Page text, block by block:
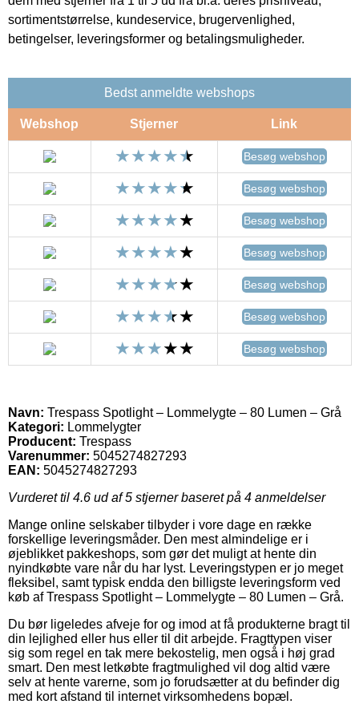
sortimentstørrelse, kundeservice, brugervenlighed,
betingelser, leveringsformer og betalingsmuligheder.
Bedst anmeldte webshops
Webshop Stjerner Link
Besøg webshop
Besøg webshop
Besøg webshop
Besøg webshop
Besøg webshop
Besøg webshop
Besøg webshop
Navn: Trespass Spotlight – Lommelygte – 80 Lumen – Grå
Kategori: Lommelygter
Producent: Trespass
Varenummer: 5045274827293
EAN: 5045274827293
Vurderet til 4.6 ud af 5 stjerner baseret på 4 anmeldelser
Mange online selskaber tilbyder i vore dage en række
forskellige leveringsmåder. Den mest almindelige er i
øjeblikket pakkeshops, som gør det muligt at hente din
nyindkøbte vare når du har lyst. Leveringstypen er jo meget
fleksibel, samt typisk endda den billigste leveringsform ved
køb af Trespass Spotlight – Lommelygte – 80 Lumen – Grå.
Du bør ligeledes afveje for og imod at få produkterne bragt til
din lejlighed eller hus eller til dit arbejde. Fragttypen viser
sig som regel en tak mere bekostelig, men også i høj grad
smart. Den mest letkøbte fragtmulighed vil dog altid være
selv at hente varerne, som jo forudsætter at du befinder dig
med kort afstand til internet virksomhedens bopæl.